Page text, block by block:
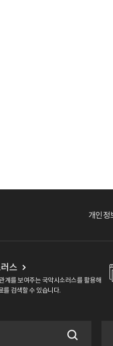
개인정
스
계를 보여주는 국악시소러스를 활용해
를 검색할 수 있습니다.